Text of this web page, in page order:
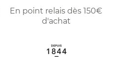
En point relais dès 150€
d'achat